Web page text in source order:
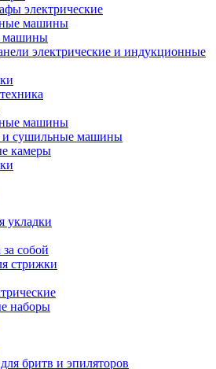
электрические
машины
машины
электрические и индукционные
машины
и сушильные машины
камеры
укладки
собой
стрижки
наборы
бритв и эпиляторов